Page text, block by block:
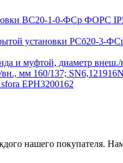
ВС20-1-0-ФСр ФОРС
установки РСб20-3-
вн., мм 160/137;
EPH3200162
нашего покупателя.